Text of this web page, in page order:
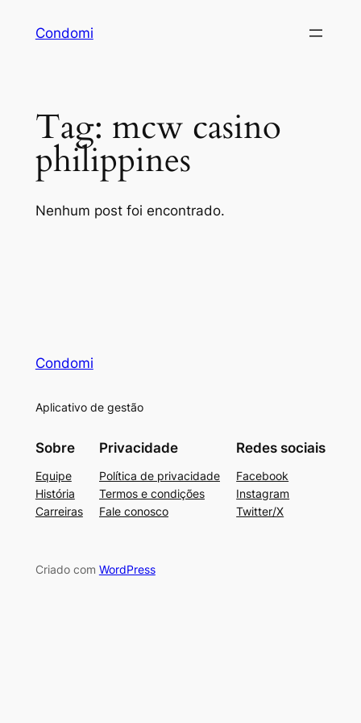
Condomi
Tag: mcw casino
philippines
Nenhum post foi encontrado.
Condomi
Aplicativo de gestão
Sobre
Equipe
História
Carreiras
Privacidade
Política de privacidade
Termos e condições
Fale conosco
Redes sociais
Facebook
Instagram
Twitter/X
Criado com WordPress